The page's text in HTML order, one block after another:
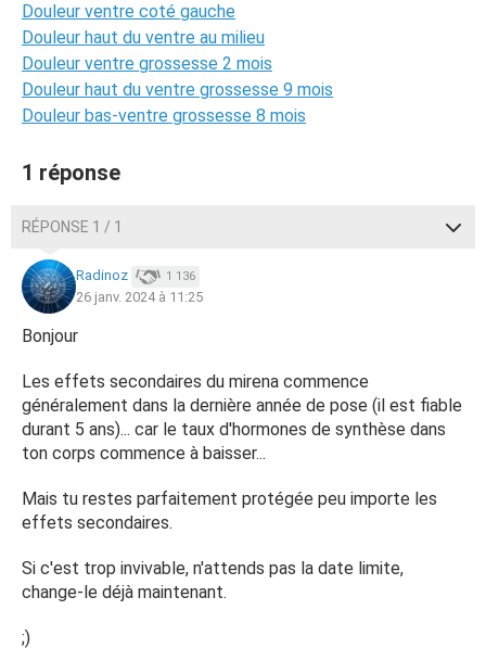
Douleur ventre coté gauche
Douleur haut du ventre au milieu
Douleur ventre grossesse 2 mois
Douleur haut du ventre grossesse 9 mois
Douleur bas-ventre grossesse 8 mois
1 réponse
RÉPONSE 1 / 1
Radinoz 1 136
26 janv. 2024 à 11:25
Bonjour
Les effets secondaires du mirena commence
généralement dans la dernière année de pose (il est fiable
durant 5 ans)... car le taux d'hormones de synthèse dans
ton corps commence à baisser...
Mais tu restes parfaitement protégée peu importe les
effets secondaires.
Si c'est trop invivable, n'attends pas la date limite,
change-le déjà maintenant.
;)